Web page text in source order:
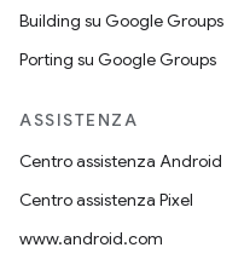
Building su Google Groups
Porting su Google Groups
ASSISTENZA
Centro assistenza Android
Centro assistenza Pixel
www.android.com